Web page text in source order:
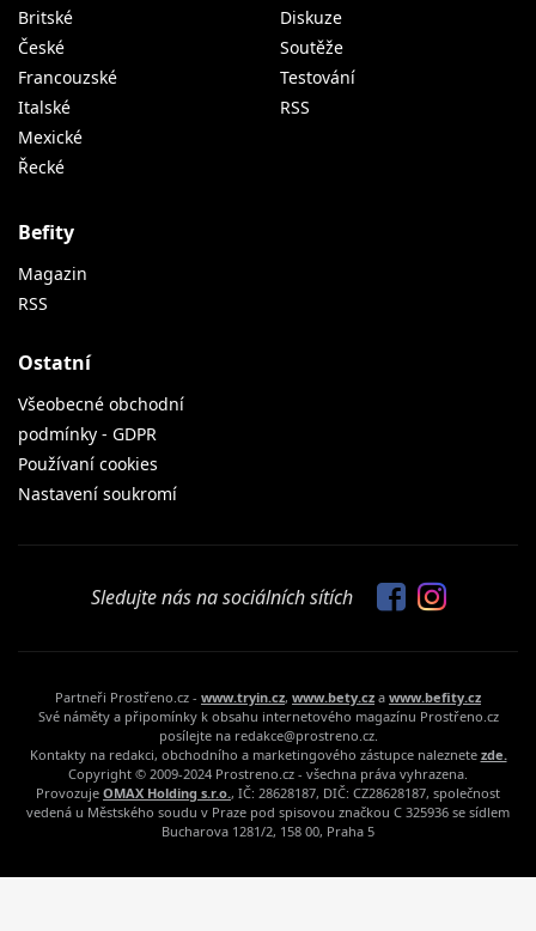
Britské
České
Francouzské
Italské
Mexické
Řecké
Diskuze
Soutěže
Testování
RSS
Befity
Magazin
RSS
Ostatní
Všeobecné obchodní
podmínky - GDPR
Používaní cookies
Nastavení soukromí
Sledujte nás na sociálních sítích
Partneři Prostřeno.cz - www.tryin.cz, www.bety.cz a www.befity.cz
Své náměty a připomínky k obsahu internetového magazínu Prostřeno.cz
posílejte na redakce@prostreno.cz.
Kontakty na redakci, obchodního a marketingového zástupce naleznete zde.
Copyright © 2009-2024 Prostreno.cz - všechna práva vyhrazena.
Provozuje OMAX Holding s.r.o., IČ: 28628187, DIČ: CZ28628187, společnost
vedená u Městského soudu v Praze pod spisovou značkou C 325936 se sídlem
Bucharova 1281/2, 158 00, Praha 5